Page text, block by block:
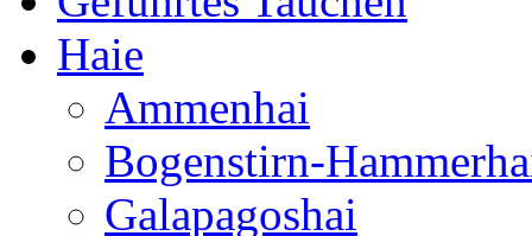
Haie
Ammenhai
Bogenstirn-
Galapagoshai